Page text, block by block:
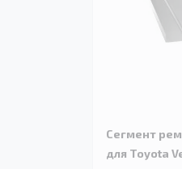
Сегмент
для Toyota